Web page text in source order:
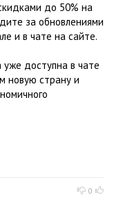
до 50% на
за обновлениями
и в чате на сайте.
доступна в чате
новую страну и
0